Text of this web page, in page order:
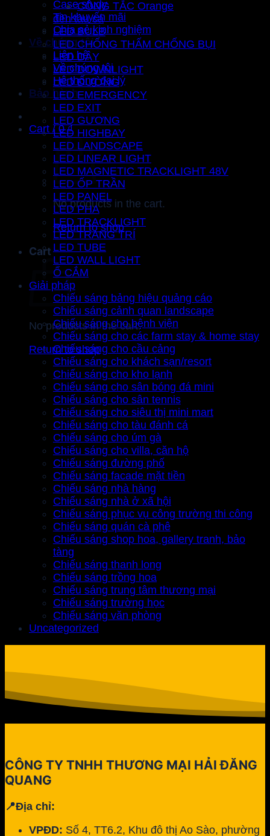
Case study
Tin khuyến mãi
Chia sẻ kinh nghiệm
Về chúng tôi
Liên hệ
Về chúng tôi
Hệ thống đại lý
Bảo hành
Cart /0₫
No products in the cart.
Return to shop
Cart
No products in the cart.
Return to shop
CÔNG TẮC Orange
đèn tàu cá
LED BULB
LED CHỐNG THẤM CHỐNG BỤI
LED DÂY
LED DOWNLIGHT
LED ĐƯỜNG
LED EMERGENCY
LED EXIT
LED GƯƠNG
LED HIGHBAY
LED LANDSCAPE
LED LINEAR LIGHT
LED MAGNETIC TRACKLIGHT 48V
LED ỐP TRẦN
LED PANEL
LED PHA
LED TRACKLIGHT
LED TRANG TRÍ
LED TUBE
LED WALL LIGHT
Ổ CẮM
Giải pháp
Chiếu sáng bảng hiệu quảng cáo
Chiếu sáng cảnh quan landscape
Chiếu sáng cho bệnh viện
Chiếu sáng cho các farm stay & home stay
Chiếu sáng cho cầu cảng
Chiếu sáng cho khách sạn/resort
Chiếu sáng cho kho lạnh
Chiếu sáng cho sân bóng đá mini
Chiếu sáng cho sân tennis
Chiếu sáng cho siêu thị mini mart
Chiếu sáng cho tàu đánh cá
Chiếu sáng cho úm gà
Chiếu sáng cho villa, căn hộ
Chiếu sáng đường phố
Chiếu sáng facade mặt tiền
Chiếu sáng nhà hàng
Chiếu sáng nhà ở xã hội
Chiếu sáng phục vụ công trường thi công
Chiếu sáng quán cà phê
Chiếu sáng shop hoa, gallery tranh, bảo
tàng
Chiếu sáng thanh long
Chiếu sáng trồng hoa
Chiếu sáng trung tâm thương mại
Chiếu sáng trường học
Chiếu sáng văn phòng
Uncategorized
CÔNG TY TNHH THƯƠNG MẠI HẢI ĐĂNG
QUANG
📍Địa chỉ:
VPĐD: Số 4, TT6.2, Khu đô thị Ao Sào, phường